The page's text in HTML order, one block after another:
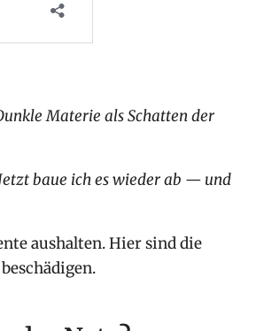
Materie als Schatten der
baue ich es wieder ab — und
aushalten. Hier sind die